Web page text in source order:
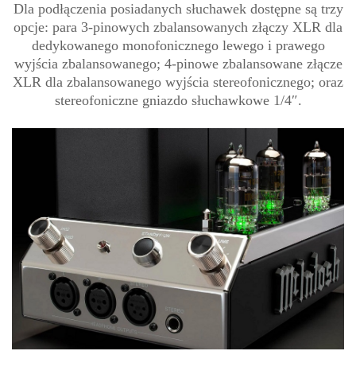
Dla podłączenia posiadanych słuchawek dostępne są trzy
opcje: para 3-pinowych zbalansowanych złączy XLR dla
dedykowanego monofonicznego lewego i prawego
wyjścia zbalansowanego; 4-pinowe zbalansowane złącze
XLR dla zbalansowanego wyjścia stereofonicznego; oraz
stereofoniczne gniazdo słuchawkowe 1/4″.